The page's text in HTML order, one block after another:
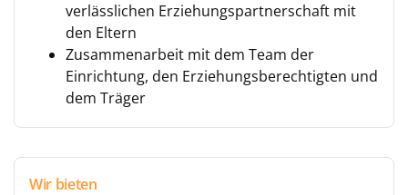
verlässlichen Erziehungspartnerschaft mit
den Eltern
Zusammenarbeit mit dem Team der
Einrichtung, den Erziehungsberechtigten und
dem Träger
Wir bieten